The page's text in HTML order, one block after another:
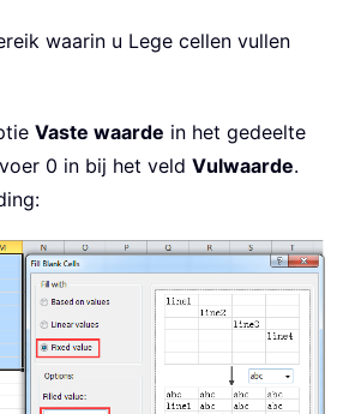
waarin u Lege cellen vullen
Vaste waarde in het gedeelte
0 in bij het veld Vulwaarde.